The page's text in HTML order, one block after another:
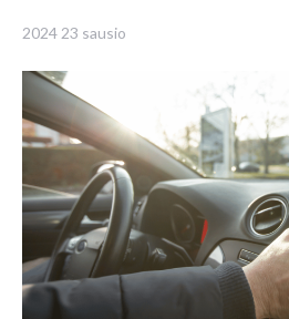
2024 23 sausio